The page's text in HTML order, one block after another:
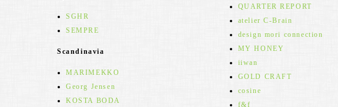
SGHR
SEMPRE
Scandinavia
MARIMEKKO
Georg Jensen
KOSTA BODA
QUARTER REPORT
atelier C-Brain
design mori connection
MY HONEY
iiwan
GOLD CRAFT
cosine
f&f